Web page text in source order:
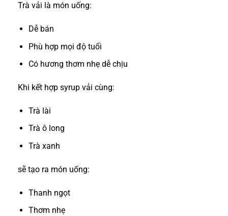
Trà vải là món uống:
Dễ bán
Phù hợp mọi độ tuổi
Có hương thơm nhẹ dễ chịu
Khi kết hợp syrup vải cùng:
Trà lài
Trà ô long
Trà xanh
sẽ tạo ra món uống:
Thanh ngọt
Thơm nhẹ